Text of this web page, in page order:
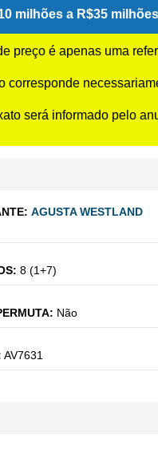
milhões a R$35
preço é apenas uma
corresponde
será informado pelo
AGUSTA WESTLAND
8 (1+7)
Não
AV7631